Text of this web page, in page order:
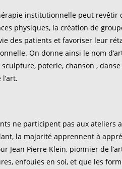
institutionnelle peut revêtir
physiques, la création de
des patients et favoriser leur
On donne ainsi le nom
poterie, chanson ,
ne participent pas aux
la majorité apprennent à
Jean Pierre Klein, pionnier de
enfouies en soi, et que les